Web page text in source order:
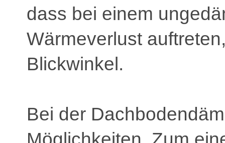
dass bei einem
Wärmeverlust
Blickwinkel.
Bei der